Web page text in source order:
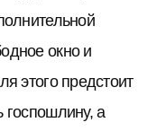
окно и
этого предстоит
госпошлину, а